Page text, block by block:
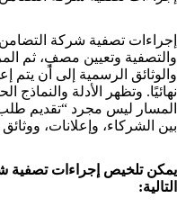
إجراءات تصفية شركة
والتصفية وتعيين مصفٍ، ثم
والوثائق الرسمية إلى أن
نهائيًا. وتظهر الأدلة والنماذج
المسار ليس مجرد “تقديم
بين الشركاء، وإعلانات،
يمكن تلخيص إجراءات تصفية
التالية: